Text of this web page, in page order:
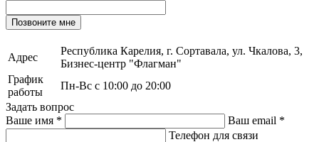
Позвоните мне
Адрес
Республика Карелия, г. Сортавала, ул. Чкалова, 3,
Бизнес-центр "Флагман"
График
работы
Пн-Вс с 10:00 до 20:00
Задать вопрос
Ваше имя * Ваш email *
Телефон для связи